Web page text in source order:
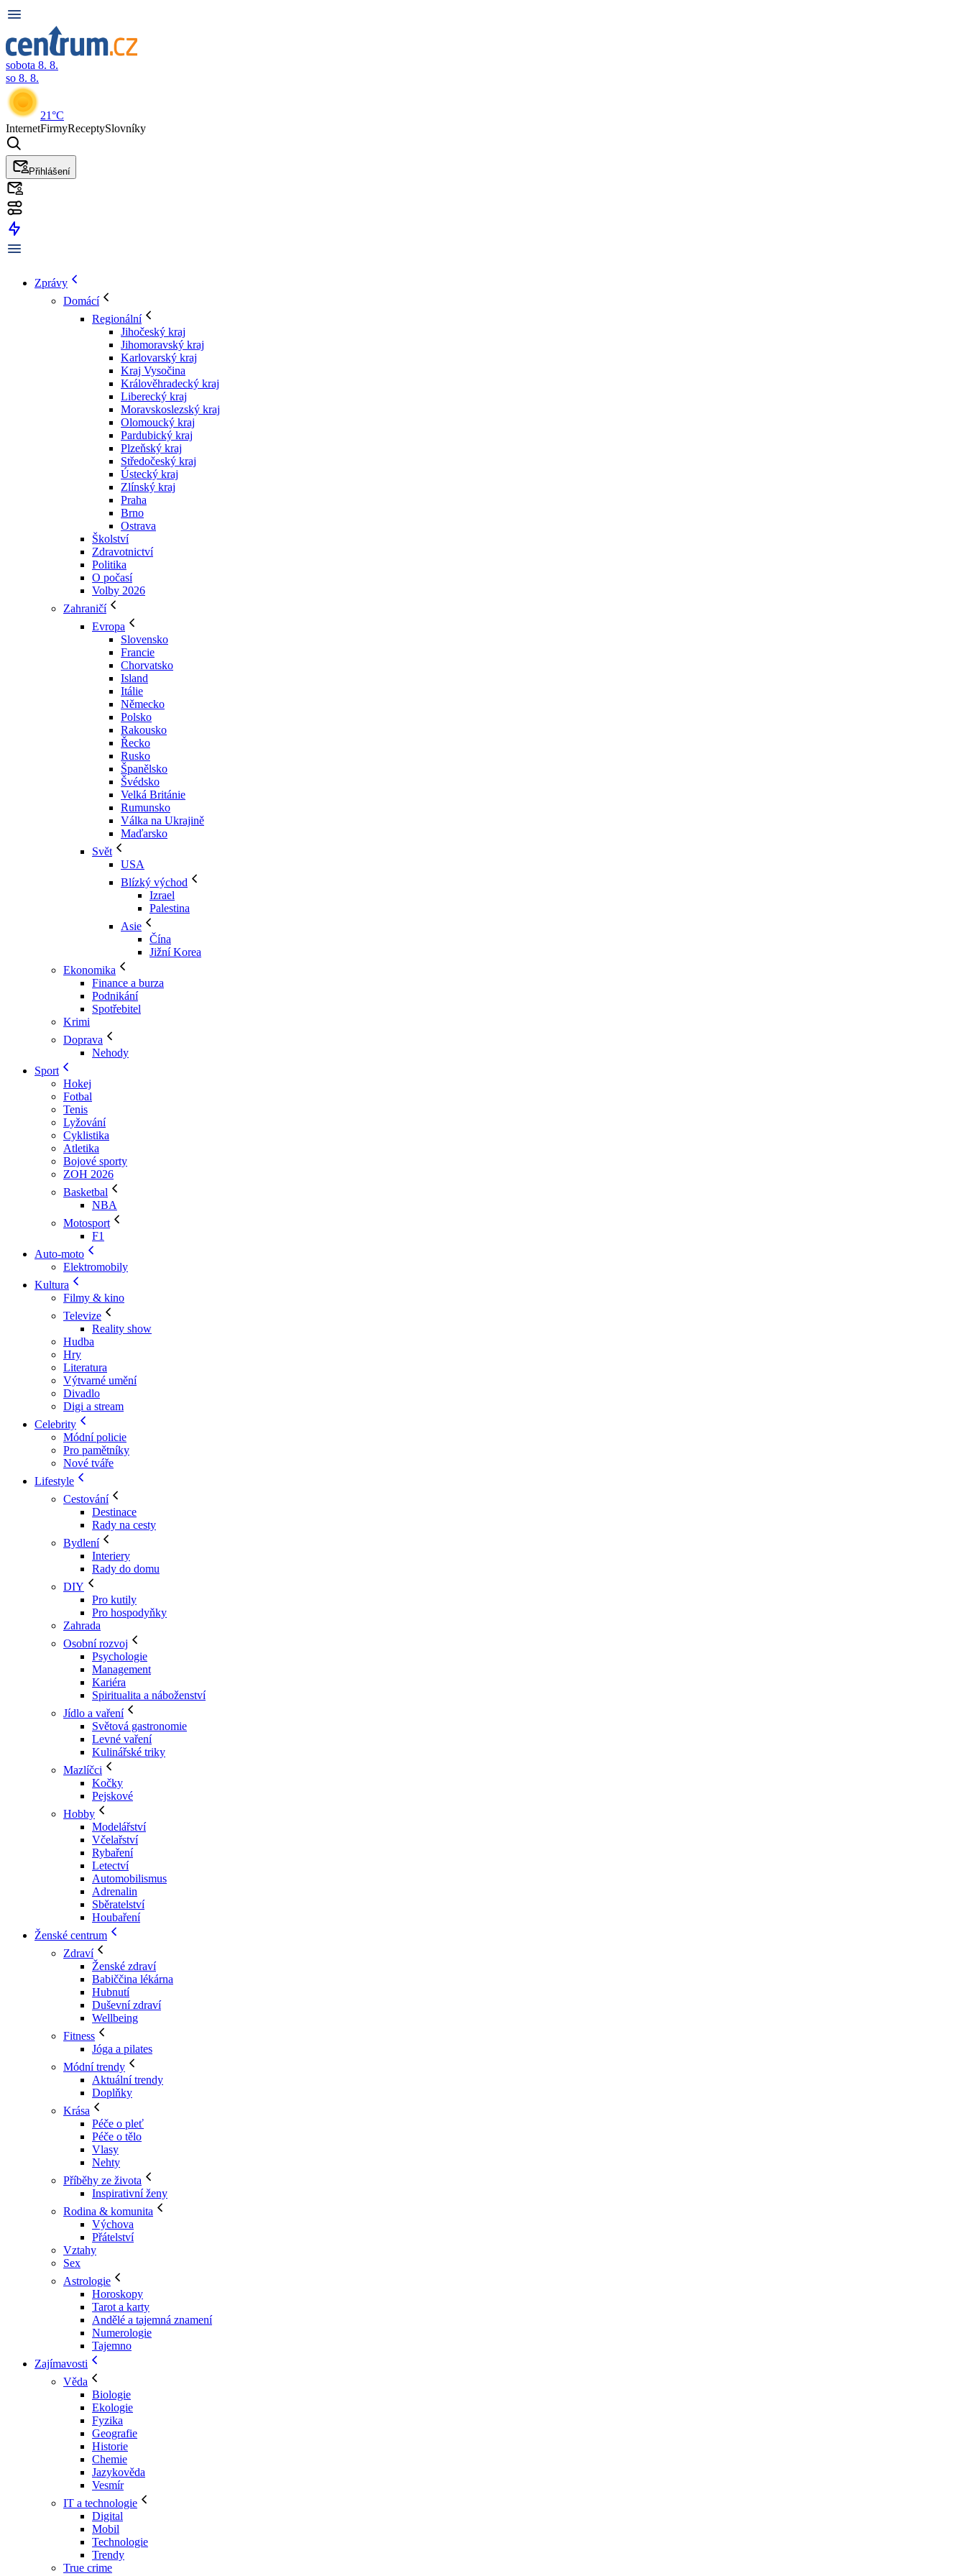
sobota 8. 8.
so 8. 8.
21°C
InternetFirmyReceptySlovníky
Přihlášení
Zprávy
Domácí
Regionální
Jihočeský kraj
Jihomoravský kraj
Karlovarský kraj
Kraj Vysočina
Králověhradecký kraj
Liberecký kraj
Moravskoslezský kraj
Olomoucký kraj
Pardubický kraj
Plzeňský kraj
Středočeský kraj
Ústecký kraj
Zlínský kraj
Praha
Brno
Ostrava
Školství
Zdravotnictví
Politika
O počasí
Volby 2026
Zahraničí
Evropa
Slovensko
Francie
Chorvatsko
Island
Itálie
Německo
Polsko
Rakousko
Řecko
Rusko
Španělsko
Švédsko
Velká Británie
Rumunsko
Válka na Ukrajině
Maďarsko
Svět
USA
Blízký východ
Izrael
Palestina
Asie
Čína
Jižní Korea
Ekonomika
Finance a burza
Podnikání
Spotřebitel
Krimi
Doprava
Nehody
Sport
Hokej
Fotbal
Tenis
Lyžování
Cyklistika
Atletika
Bojové sporty
ZOH 2026
Basketbal
NBA
Motosport
F1
Auto-moto
Elektromobily
Kultura
Filmy & kino
Televize
Reality show
Hudba
Hry
Literatura
Výtvarné umění
Divadlo
Digi a stream
Celebrity
Módní policie
Pro pamětníky
Nové tváře
Lifestyle
Cestování
Destinace
Rady na cesty
Bydlení
Interiery
Rady do domu
DIY
Pro kutily
Pro hospodyňky
Zahrada
Osobní rozvoj
Psychologie
Management
Kariéra
Spiritualita a náboženství
Jídlo a vaření
Světová gastronomie
Levné vaření
Kulinářské triky
Mazlíčci
Kočky
Pejskové
Hobby
Modelářství
Včelařství
Rybaření
Letectví
Automobilismus
Adrenalin
Sběratelství
Houbaření
Ženské centrum
Zdraví
Ženské zdraví
Babiččina lékárna
Hubnutí
Duševní zdraví
Wellbeing
Fitness
Jóga a pilates
Módní trendy
Aktuální trendy
Doplňky
Krása
Péče o pleť
Péče o tělo
Vlasy
Nehty
Příběhy ze života
Inspirativní ženy
Rodina & komunita
Výchova
Přátelství
Vztahy
Sex
Astrologie
Horoskopy
Tarot a karty
Andělé a tajemná znamení
Numerologie
Tajemno
Zajímavosti
Věda
Biologie
Ekologie
Fyzika
Geografie
Historie
Chemie
Jazykověda
Vesmír
IT a technologie
Digital
Mobil
Technologie
Trendy
True crime